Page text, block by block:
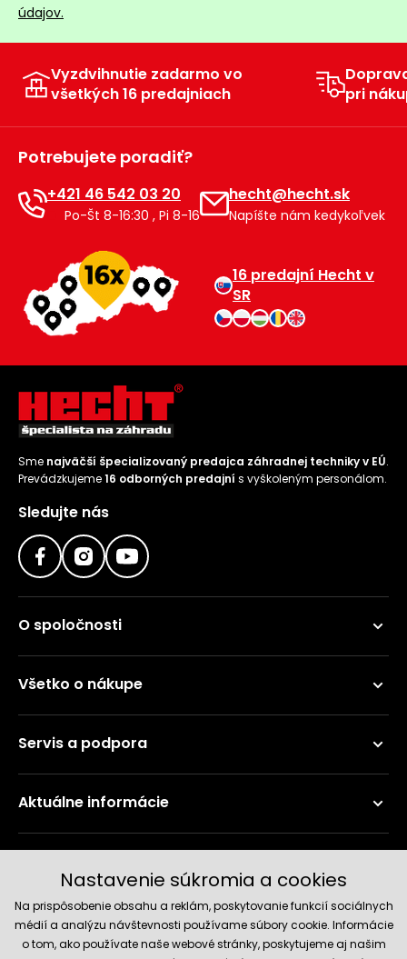
údajov.
Vyzdvihnutie zadarmo vo
všetkých 16 predajniach
pri
Potrebujete poradiť?
+421 46 542 03 20
Po-Št 8-16:30 , Pi 8-16
hecht@hecht.sk
Napíšte nám kedykoľvek
16 predajní Hecht v
SR
Sme najväčší špecializovaný predajca záhradnej techniky v EÚ.
Prevádzkujeme16 odborných predajní s vyškoleným personálom.
Sledujte nás
O spoločnosti
Všetko o nákupe
Servis a podpora
Aktuálne informácie
Nastavenie súkromia a cookies
Na prispôsobenie obsahu a reklám, poskytovanie funkcií sociálnych
médií a analýzu návštevnosti používame súbory cookie. Informácie
o tom, ako používate naše webové stránky, poskytujeme aj našim